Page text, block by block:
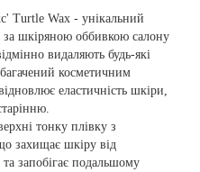
Turtle Wax - унікальний
за шкіряною оббивкою салону
видаляють будь-які
косметичним
еластичність шкіри,
тонку плівку з
захищає шкіру від
запобігає подальшому